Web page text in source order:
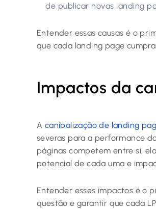
de publicar novas landing
Entender essas causas é o
que cada landing page
Impactos da
A canibalização de landing
severas para a performance
páginas competem entre si,
potencial de cada uma e
Entender esses impactos é o
questão e garantir que cada